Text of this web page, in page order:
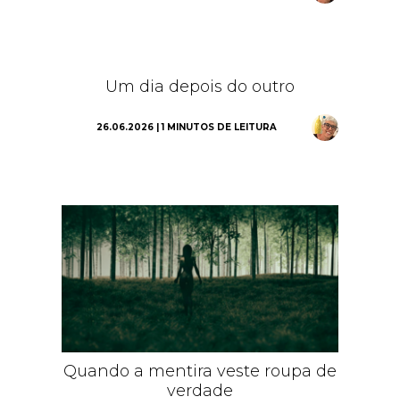
Um dia depois do outro
26.06.2026 | 1 MINUTOS DE LEITURA
Quando a mentira veste roupa de
verdade